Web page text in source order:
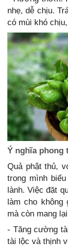
nhẹ, dễ chịu.
có mùi khó
Ý nghĩa phong
Quả phật thủ,
trong mình
lành. Việc đặt
làm cho không
mà còn mang
- Tăng cường
tài lộc và thịnh